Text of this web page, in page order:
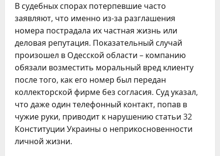
В судебных спорах потерпевшие часто
заявляют, что именно из-за разглашения
номера пострадала их частная жизнь или
деловая репутация. Показательный случай
произошел в Одесской области – компанию
обязали возместить моральный вред клиенту
после того, как его номер был передан
коллекторской фирме без согласия. Суд указал,
что даже один телефонный контакт, попав в
чужие руки, приводит к нарушению статьи 32
Конституции Украины о неприкосновенности
личной жизни.